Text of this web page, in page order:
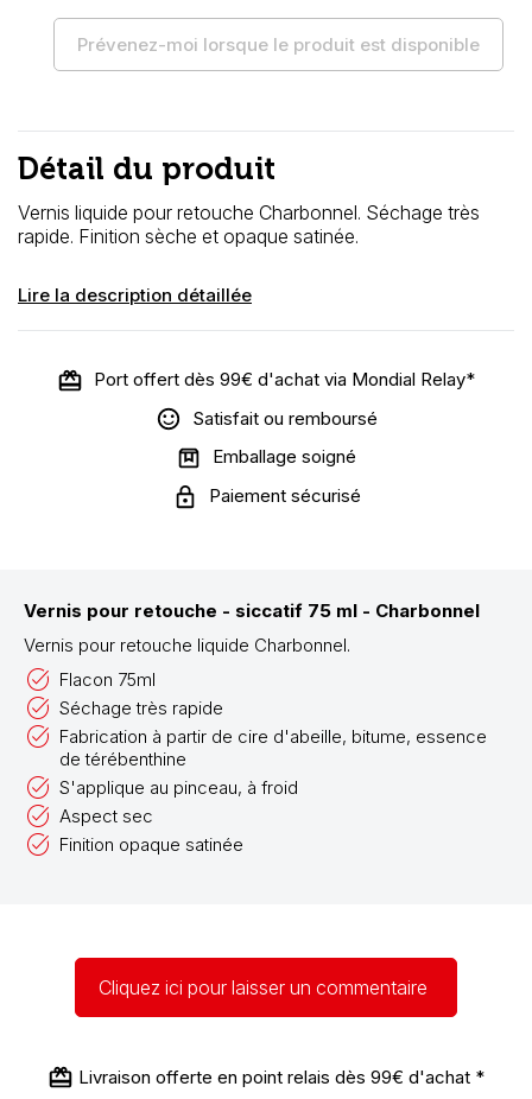
Prévenez-moi lorsque le produit est disponible
Détail du produit
Vernis liquide pour retouche Charbonnel. Séchage très
rapide. Finition sèche et opaque satinée.
Lire la description détaillée
Port offert dès 99€ d'achat via Mondial Relay*
Satisfait ou remboursé
Emballage soigné
Paiement sécurisé
Vernis pour retouche - siccatif 75 ml - Charbonnel
Vernis pour retouche liquide Charbonnel.
Flacon 75ml
Séchage très rapide
Fabrication à partir de cire d'abeille, bitume, essence
de térébenthine
S'applique au pinceau, à froid
Aspect sec
Finition opaque satinée
Cliquez ici pour laisser un commentaire
Livraison offerte en point relais dès 99€ d'achat *